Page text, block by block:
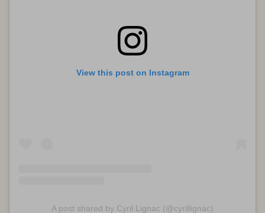
View this post on Instagram
A post shared by Cyril Lignac (@cyrillignac)